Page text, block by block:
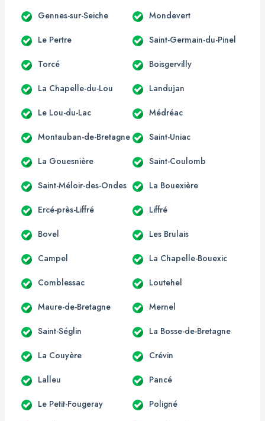
Gennes-sur-Seiche Mondevert
Le Pertre Saint-Germain-du-Pinel
Torcé Boisgervilly
La Chapelle-du-Lou Landujan
Le Lou-du-Lac Médréac
Montauban-de-Bretagne Saint-Uniac
La Gouesnière Saint-Coulomb
Saint-Méloir-des-Ondes La Bouexière
Ercé-près-Liffré Liffré
Bovel Les Brulais
Campel La Chapelle-Bouexic
Comblessac Loutehel
Maure-de-Bretagne Mernel
Saint-Séglin La Bosse-de-Bretagne
La Couyère Crévin
Lalleu Pancé
Le Petit-Fougeray Poligné